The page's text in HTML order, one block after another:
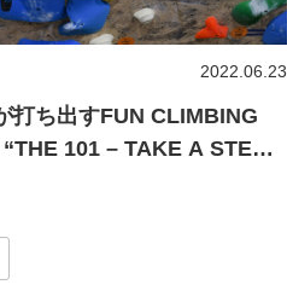
打ち出すFUN CLIMBING
101 – TAKE A STEP
2022.06.23